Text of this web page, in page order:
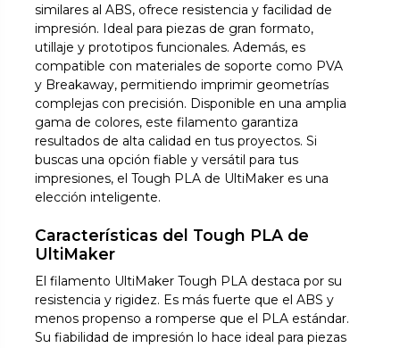
similares al ABS, ofrece resistencia y facilidad de
impresión. Ideal para piezas de gran formato,
utillaje y prototipos funcionales. Además, es
compatible con materiales de soporte como PVA
y Breakaway, permitiendo imprimir geometrías
complejas con precisión. Disponible en una amplia
gama de colores, este filamento garantiza
resultados de alta calidad en tus proyectos. Si
buscas una opción fiable y versátil para tus
impresiones, el Tough PLA de UltiMaker es una
elección inteligente.
Características del Tough PLA de
UltiMaker
El filamento UltiMaker Tough PLA destaca por su
resistencia y rigidez. Es más fuerte que el ABS y
menos propenso a romperse que el PLA estándar.
Su fiabilidad de impresión lo hace ideal para piezas